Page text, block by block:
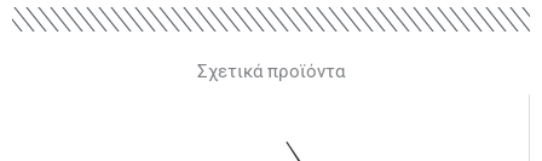
Σχετικά προϊόντα